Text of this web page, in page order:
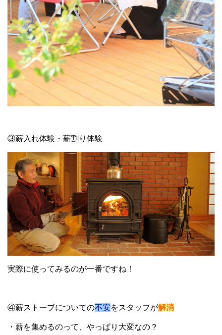
③薪入れ体験・薪割り体験
実際に使ってみるのが一番ですね！
④薪ストーブについての不安をスタッフが解消
・薪を集めるのって、やっぱり大変なの？